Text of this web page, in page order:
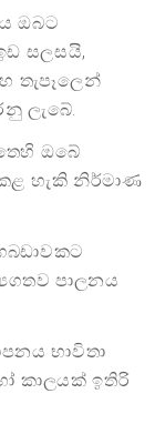
ඔබට
සලසයි,
තැපෑලෙන්
ලැබේ.
ඔබේ
හැකි නිර්මාණ
පාලනය
භාවිතා
කාලයක් ඉතිරි